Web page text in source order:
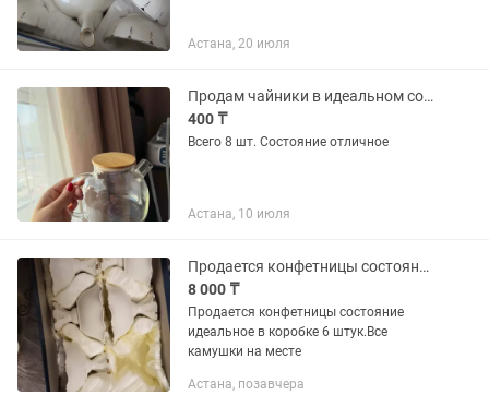
Астана, 20 июля
Продам чайники в идеальном состоянии
400 ₸
Всего 8 шт. Состояние отличное
Астана, 10 июля
Продается конфетницы состояние идеальное в коробке 6 штук
8 000 ₸
Продается конфетницы состояние
идеальное в коробке 6 штук.Все
камушки на месте
Астана, позавчера